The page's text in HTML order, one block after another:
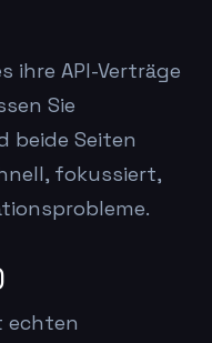
ihre API-Verträge
Sie
beide Seiten
fokussiert,
echten